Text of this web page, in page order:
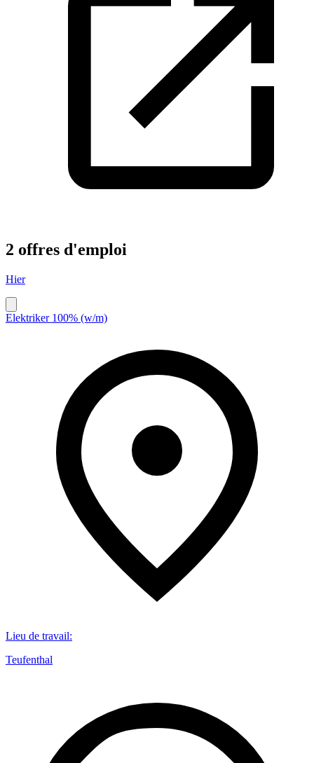
2 offres d'emploi
Hier
Elektriker 100% (w/m)
Lieu de travail:
Teufenthal